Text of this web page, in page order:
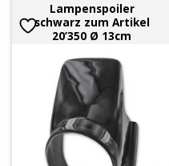
Lampenspoiler
schwarz zum Artikel
20’350 Ø 13cm